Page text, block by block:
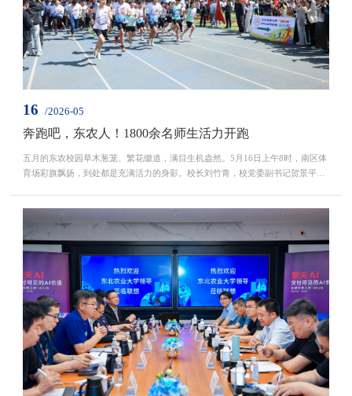
16 /2026-05
奔跑吧，东农人！1800余名师生活力开跑
五月的东农校园草木葱茏、繁花缀道，满目生机盎然。5月16日上午8时，南区体
育场彩旗飘扬，到处都是充满活力的身影。校长刘竹青，校党委副书记贺景平、
一同进行赛前热身，为赛事做好充分准备。校健美操队活力的开场舞瞬间点燃全
场热情。“强农兴邦！东农有我！耕读逐梦！强国有...